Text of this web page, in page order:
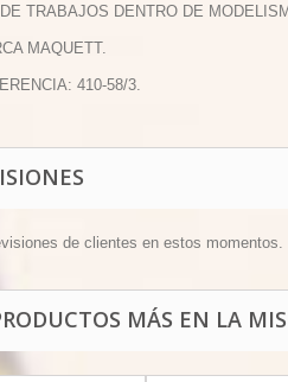
TRABAJOS DENTRO DE
MAQUETT.
410-58/3.
de clientes en estos momentos.
MÁS EN LA